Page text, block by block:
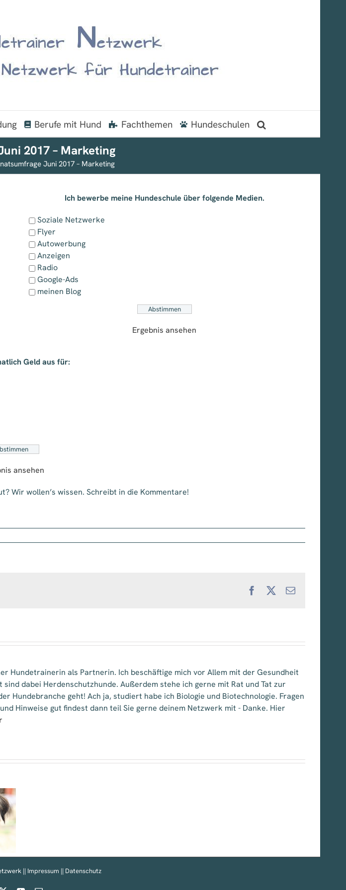
Berufe mit Hund Fachthemen Hundeschulen
2017 – Marketing
Juni 2017 – Marketing
Ich bewerbe meine Hundeschule über folgende Medien.
Soziale Netzwerke
Flyer
Autowerbung
Anzeigen
Radio
Google-Ads
meinen Blog
Ergebnis ansehen
Geld aus für:
ansehen
Wir wollen’s wissen. Schreibt in die Kommentare!
FacebookE-
Hundetrainerin als Partnerin. Ich beschäftige mich vor Allem mit der Gesundheit
dabei Herdenschutzhunde. Außerdem stehe ich gerne mit Rat und Tat zur
Hundebranche geht! Ach ja, studiert habe ich Biologie und Biotechnologie. Fragen
Hinweise gut findest dann teil Sie gerne deinem Netzwerk mit - Danke. Hier
|| Impressum || Datenschutz